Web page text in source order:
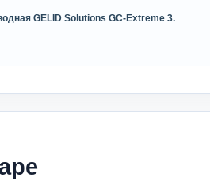
GELID Solutions GC-Extreme 3.